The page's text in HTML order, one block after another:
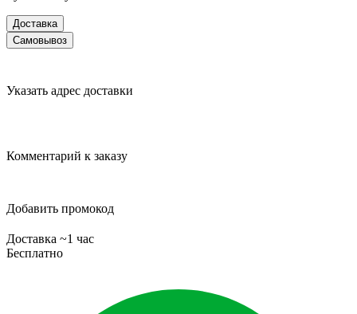
Доставка
Самовывоз
Указать адрес доставки
Комментарий к заказу
Добавить промокод
Доставка ~1 час
Бесплатно